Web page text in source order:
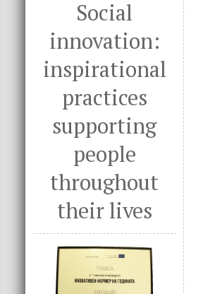
Social
innovation:
inspirational
practices
supporting
people
throughout
their lives